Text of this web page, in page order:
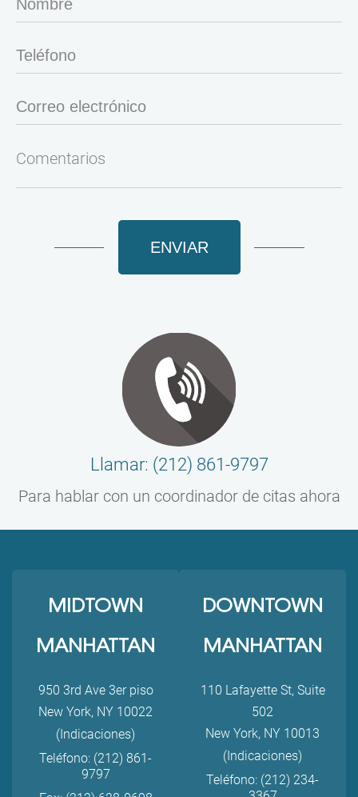
ENVIAR
Llamar: (212) 861-9797
Para hablar con un coordinador de citas ahora
MIDTOWN
MANHATTAN
950 3rd Ave 3er piso
New York, NY 10022
(Indicaciones)
Teléfono: (212) 861-
9797
DOWNTOWN
MANHATTAN
110 Lafayette St, Suite
502
New York, NY 10013
(Indicaciones)
Teléfono: (212) 234-